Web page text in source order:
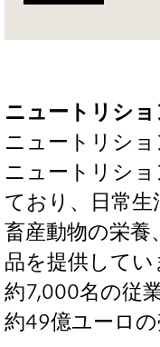
ニュートリシ
ニュートリシ
ニュートリシ
ており、日常生
畜産動物の栄
品を提供して
約7,000名の従
約49億ユーロの